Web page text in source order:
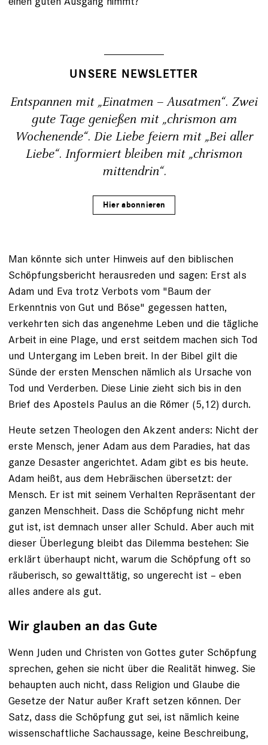
UNSERE NEWSLETTER
Entspannen mit „Einatmen – Ausatmen“. Zwei
gute Tage genießen mit „chrismon am
Wochenende“. Die Liebe feiern mit „Bei aller
Liebe“. Informiert bleiben mit „chrismon
mittendrin“.
Hier abonnieren
Man könnte sich unter Hinweis auf den biblischen
Schöpfungsbericht herausreden und sagen: Erst als
Adam und Eva trotz Verbots vom "Baum der
Erkenntnis von Gut und Böse" gegessen hatten,
verkehrten sich das angenehme Leben und die tägliche
Arbeit in eine Plage, und erst seitdem machen sich Tod
und Untergang im Leben breit. In der Bibel gilt die
Sünde der ersten Menschen nämlich als Ursache von
Tod und Verderben. Diese Linie zieht sich bis in den
Brief des Apostels Paulus an die ­Römer (5,12) durch.
Heute setzen Theologen den Akzent anders: Nicht der
erste Mensch, jener Adam aus dem Paradies, hat das
ganze Desaster angerichtet. Adam gibt es bis heute.
Adam heißt, aus dem Hebräischen übersetzt: der
Mensch. Er ist mit seinem Verhalten Repräsentant der
ganzen Menschheit. Dass die Schöpfung nicht mehr
gut ist, ist demnach unser aller Schuld. Aber auch mit
dieser Überlegung bleibt das Dilemma ­bestehen: Sie
erklärt überhaupt nicht, ­warum die Schöpfung oft so
räuberisch, so gewalttätig, so ungerecht ist – eben
alles andere als gut.
Wir glauben an das Gute
Wenn Juden und Christen von Gottes guter Schöpfung
sprechen, gehen sie nicht über die Realität hinweg. Sie
behaupten auch nicht, dass Religion und Glaube die
Gesetze der Natur außer Kraft setzen können. Der
Satz, dass die Schöpfung gut sei, ist nämlich keine
wissenschaftliche Sachaussage, keine Beschreibung,